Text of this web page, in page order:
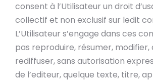
consent à l’Utilisateur un droit
collectif et non exclusif sur ledit
L’Utilisateur s’engage dans ces
pas reproduire, résumer, modifier,
rediffuser, sans autorisation
de l’editeur, quelque texte, titre,